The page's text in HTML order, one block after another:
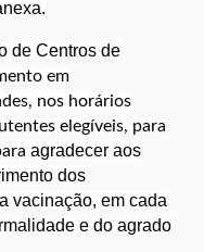
de Centros de
em
nos horários
elegíveis, para
agradecer aos
dos
vacinação, em cada
e do agrado